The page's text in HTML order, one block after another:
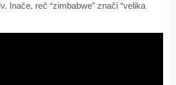
Inače, reč “zimbabwe” znači “velika